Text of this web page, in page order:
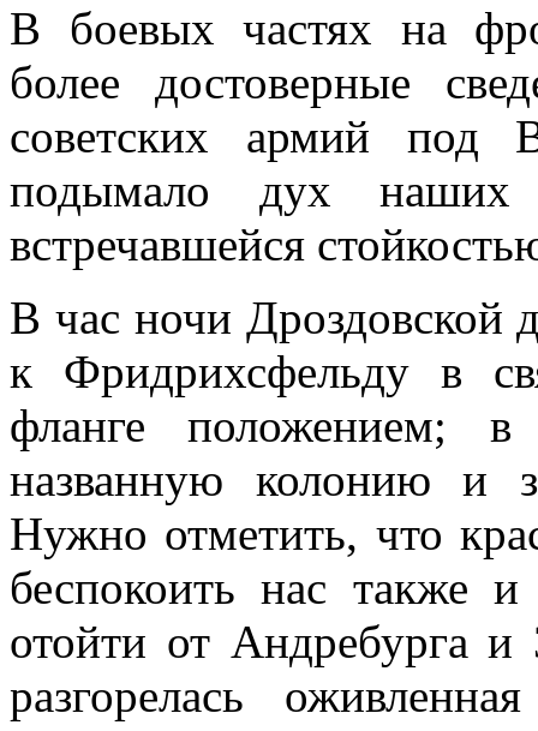
В боевых частях на
более достоверные
советских армий под
подымало дух
встречавшейся
В час ночи Дроздовской
к Фридрихсфельду в
фланге положением;
названную колонию и
Нужно отметить, что
беспокоить нас также
отойти от Андребурга и
разгорелась